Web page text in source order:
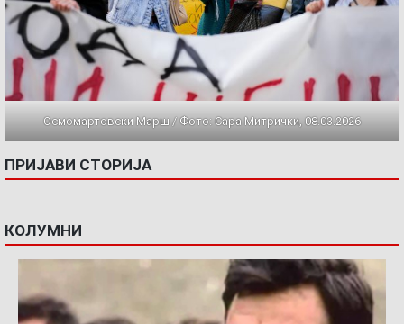
Осмомартовски Марш / Фото: Сара Митрички, 08.03.2026
ПРИЈАВИ СТОРИЈА
КОЛУМНИ